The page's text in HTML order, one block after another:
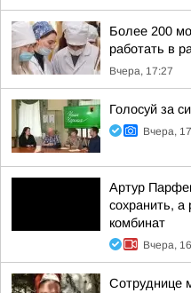
Более 200
работать в
Вчера, 17:27
Голосуй за
Вчера,
Артур
сохранить,
комбинат
Вчера,
Сотруднице